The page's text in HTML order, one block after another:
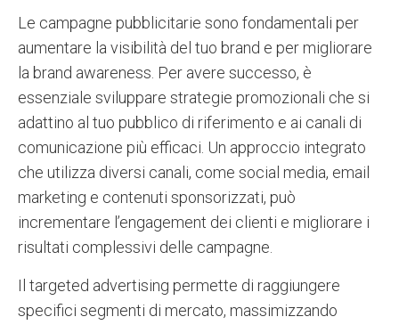
Le campagne pubblicitarie sono fondamentali per
aumentare la visibilità del tuo brand e per migliorare
la brand awareness. Per avere successo, è
essenziale sviluppare strategie promozionali che si
adattino al tuo pubblico di riferimento e ai canali di
comunicazione più efficaci. Un approccio integrato
che utilizza diversi canali, come social media, email
marketing e contenuti sponsorizzati, può
incrementare l’engagement dei clienti e migliorare i
risultati complessivi delle campagne.
Il targeted advertising permette di raggiungere
specifici segmenti di mercato, massimizzando